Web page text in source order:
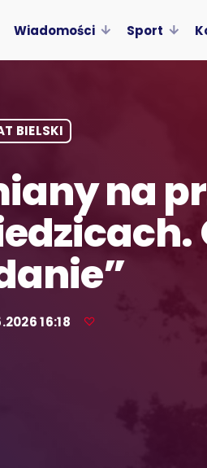
Wiadomości Sport
BIELSKI
na
16:18